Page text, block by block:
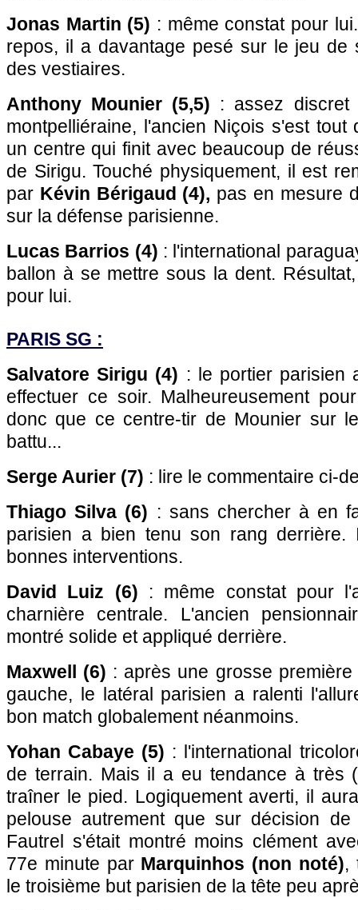
Jonas Martin (5) : même constat pour
repos, il a davantage pesé sur le jeu de
des vestiaires.
Anthony Mounier (5,5) : assez discret
montpelliéraine, l'ancien Niçois s'est tout
un centre qui finit avec beaucoup de
de Sirigu. Touché physiquement, il est
par Kévin Bérigaud (4), pas en mesure
sur la défense parisienne.
Lucas Barrios (4) : l'international
ballon à se mettre sous la dent.
pour lui.
PARIS SG :
Salvatore Sirigu (4) : le portier parisien
effectuer ce soir. Malheureusement
donc que ce centre-tir de Mounier sur
battu...
Serge Aurier (7) : lire le commentaire ci-
Thiago Silva (6) : sans chercher à en
parisien a bien tenu son rang derrière.
bonnes interventions.
David Luiz (6) : même constat pour
charnière centrale. L'ancien
montré solide et appliqué derrière.
Maxwell (6) : après une grosse
gauche, le latéral parisien a ralenti
bon match globalement néanmoins.
Yohan Cabaye (5) : l'international
de terrain. Mais il a eu tendance à très
traîner le pied. Logiquement averti, il
pelouse autrement que sur décision
Fautrel s'était montré moins clément
77e minute par Marquinhos (non noté),
le troisième but parisien de la tête peu